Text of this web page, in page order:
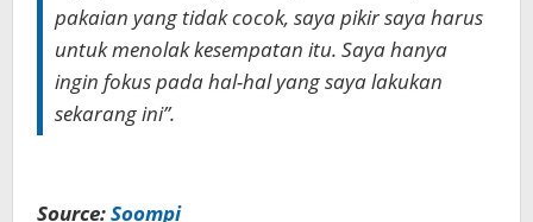
pakaian yang tidak cocok, saya pikir saya harus
untuk menolak kesempatan itu. Saya hanya
ingin fokus pada hal-hal yang saya lakukan
sekarang ini”.
Source:Soompi